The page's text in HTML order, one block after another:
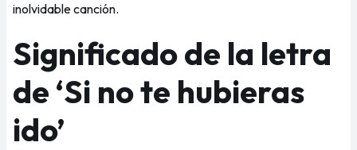
inolvidable canción.
Significado de la letra
de ‘Si no te hubieras
ido’